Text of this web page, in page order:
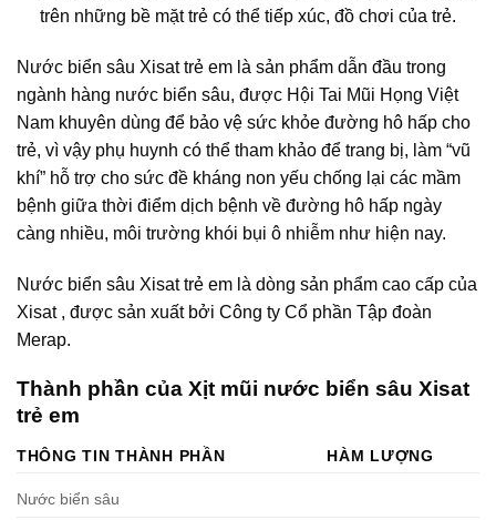
trên những bề mặt trẻ có thể tiếp xúc, đồ chơi của trẻ.
Nước biển sâu Xisat trẻ em là sản phẩm dẫn đầu trong
ngành hàng nước biển sâu, được Hội Tai Mũi Họng Việt
Nam khuyên dùng để bảo vệ sức khỏe đường hô hấp cho
trẻ, vì vậy phụ huynh có thể tham khảo để trang bị, làm “vũ
khí” hỗ trợ cho sức đề kháng non yếu chống lại các mầm
bệnh giữa thời điểm dịch bệnh về đường hô hấp ngày
càng nhiều, môi trường khói bụi ô nhiễm như hiện nay.
Nước biển sâu Xisat trẻ em là dòng sản phẩm cao cấp của
Xisat , được sản xuất bởi Công ty Cổ phần Tập đoàn
Merap.
Thành phần của Xịt mũi nước biển sâu Xisat
trẻ em
THÔNG TIN THÀNH PHẦN HÀM LƯỢNG
Nước biển sâu